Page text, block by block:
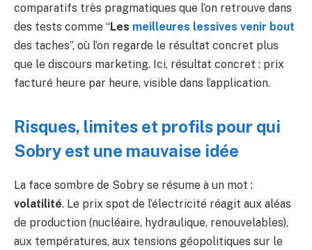
comparatifs très pragmatiques que l’on retrouve dans
des tests comme “Les meilleures lessives venir bout
des taches”, où l’on regarde le résultat concret plus
que le discours marketing. Ici, résultat concret : prix
facturé heure par heure, visible dans l’application.
Risques, limites et profils pour qui
Sobry est une mauvaise idée
La face sombre de Sobry se résume à un mot :
volatilité. Le prix spot de l’électricité réagit aux aléas
de production (nucléaire, hydraulique, renouvelables),
aux températures, aux tensions géopolitiques sur le